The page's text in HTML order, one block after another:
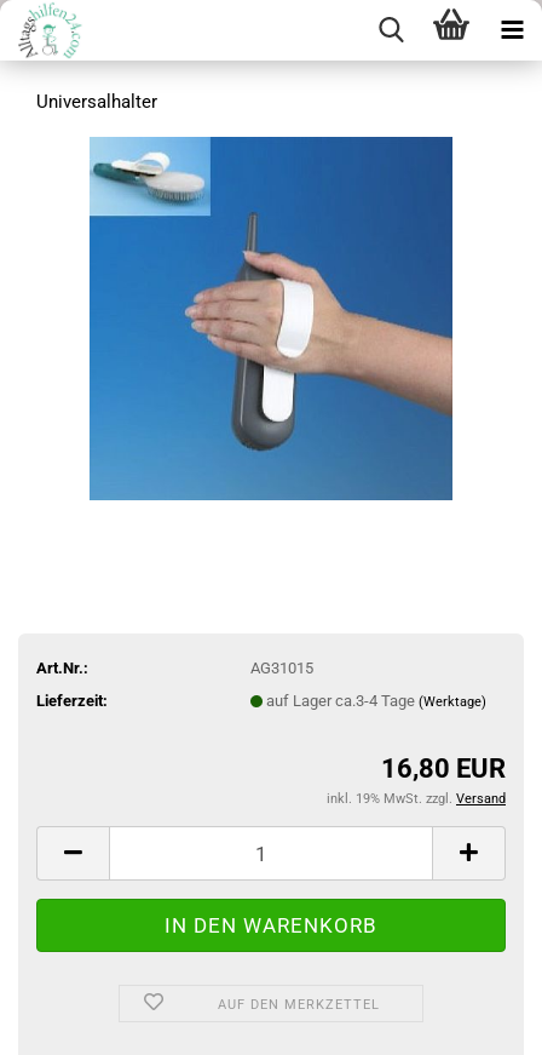
Universalhalter
Art.Nr.:
AG31015
Lieferzeit:
auf Lager ca.3-4 Tage (Werktage)
16,80 EUR
inkl. 19% MwSt. zzgl. Versand
AUF DEN MERKZETTEL